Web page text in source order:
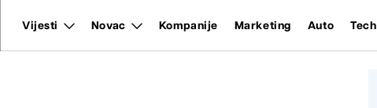
Vijesti Novac Kompanije Marketing Auto Tech